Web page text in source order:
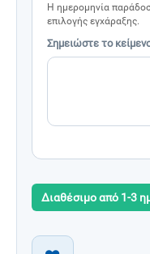
Η ημερομηνία
επιλογής εγχάραξης.
Σημειώστε το
Διαθέσιμο από 1-3